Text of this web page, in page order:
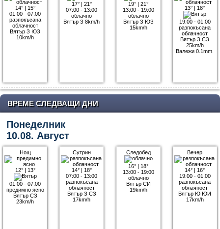
14°| 15°
01:00 - 07:00
разпокъсана
облачност
Вятър З ЮЗ
10km/h
17°| 21°
07:00 - 13:00
облачно
Вятър З 8km/h
19° |21°
13:00 - 19:00
облачно
Вятър З ЮЗ
15km/h
13° | 18°
19:00 - 01:00
разпокъсана
облачност
Вятър З СЗ
25km/h
Валежи 0.1mm.
ВРЕМЕ СЛЕДВАЩИ ДНИ
Понеделник
10.08. Август
Нощ
12°| 13°
01:00 - 07:00
предимно ясно
Вятър СЗ
23km/h
Сутрин
14°| 18°
07:00 - 13:00
разпокъсана
облачност
Вятър З СЗ
17km/h
Следобед
16° | 18°
13:00 - 19:00
облачно
Вятър СИ
19km/h
Вечер
14° | 16°
19:00 - 01:00
разпокъсана
облачност
Вятър Ю ЮИ
17km/h